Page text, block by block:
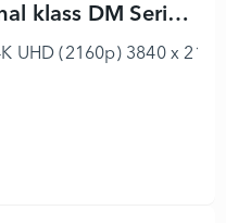
75DM66D - 75" Diagonal klass DM Series LED-bakgrundsbelyst LCD-skärm
UHD (2160p) 3840 x
- 75" Diagonal klass DM